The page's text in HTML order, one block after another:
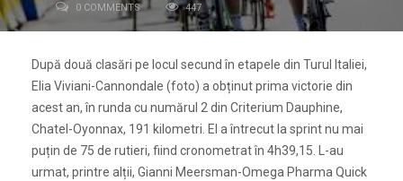
0 COMMENTS
447
După două clasări pe locul secund în etapele din Turul Italiei,
Elia Viviani-Cannondale (foto) a obținut prima victorie din
acest an, în runda cu numărul 2 din Criterium Dauphine,
Chatel-Oyonnax, 191 kilometri. El a întrecut la sprint nu mai
puțin de 75 de rutieri, fiind cronometrat în 4h39,15. L-au
urmat, printre alții, Gianni Meersman-Omega Pharma Quick